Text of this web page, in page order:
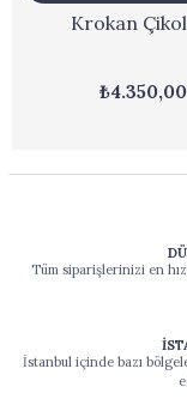
Krokan
₺4.350,00
Tüm siparişlerinizi en
İstanbul içinde bazı